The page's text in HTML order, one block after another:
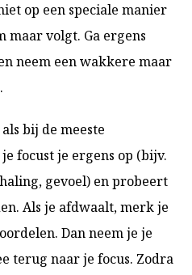
op een speciale manier
maar volgt. Ga ergens
neem een wakkere maar
bij de meeste
focust je ergens op (bijv.
gevoel) en probeert
Als je afdwaalt, merk je
Dan neem je je
terug naar je focus. Zodra